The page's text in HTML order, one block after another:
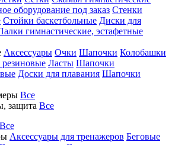
оборудование под заказ Стенки
Стойки баскетбольные Диски для
гимнастические, эстафетные
Аксессуары Очки Шапочки Колобашки
Ласты Шапочки
Доски для плавания Шапочки
Все
защита Все
Все
Аксессуары для тренажеров Беговые